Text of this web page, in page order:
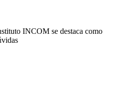
INCOM se destaca como